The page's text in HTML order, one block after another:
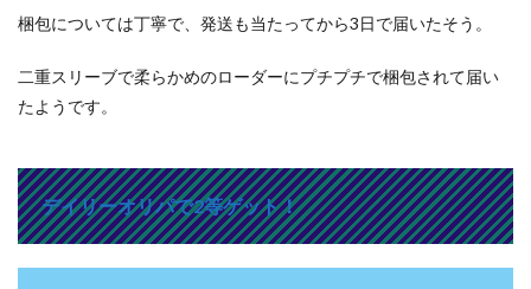
梱包については丁寧で、発送も当たってから3日で届いたそう。
二重スリーブで柔らかめのローダーにプチプチで梱包されて届い
たようです。
デイリーオリパで2等ゲット！